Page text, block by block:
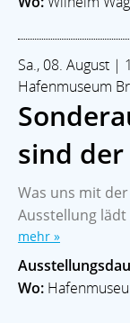
Sa., 08. August |
Hafenmuseum
sind der
Was uns mit
Ausstellung lädt
mehr »
Wo: